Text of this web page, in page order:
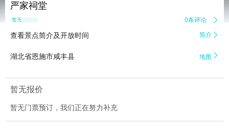
严家祠堂
暂无点评 0条评论 
查看景点简介及开放时间 简介 
湖北省恩施市咸丰县 地图 
暂无报价
暂无门票预订，我们正在努力补充